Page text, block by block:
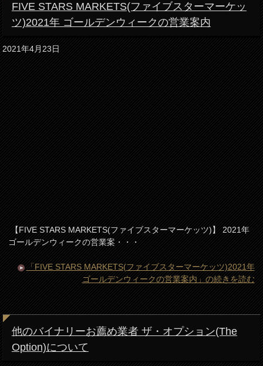
FIVE STARS MARKETS(ファイブスターマーケッ
ツ)2021年 ゴールデンウィークの営業案内
2021年4月23日
【FIVE STARS MARKETS(ファイブスターマーケッツ)】 2021年
ゴールデンウィークの営業案・・・
「FIVE STARS MARKETS(ファイブスターマーケッツ)2021年
ゴールデンウィークの営業案内」の続きを読む
他のバイナリーお薦め業者 ザ・オプション(The
Option)について